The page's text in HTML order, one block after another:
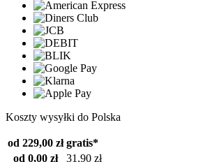
Koszty wysyłki do Polska
od 229,00 zł gratis*
od 0,00 zł
31,90 zł